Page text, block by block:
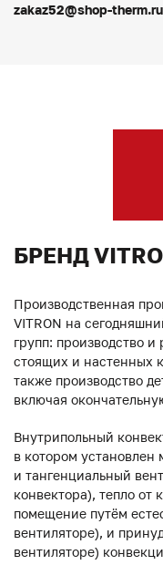
zakaz52@shop-therm.ru
БРЕНД
Производственная
VITRON на
групп: производство и
стоящих и настенных
также производство
включая
Внутрипольный
в котором
и тангенциальный
конвектора), тепло от
помещение путём
вентиляторе), и
вентиляторе)